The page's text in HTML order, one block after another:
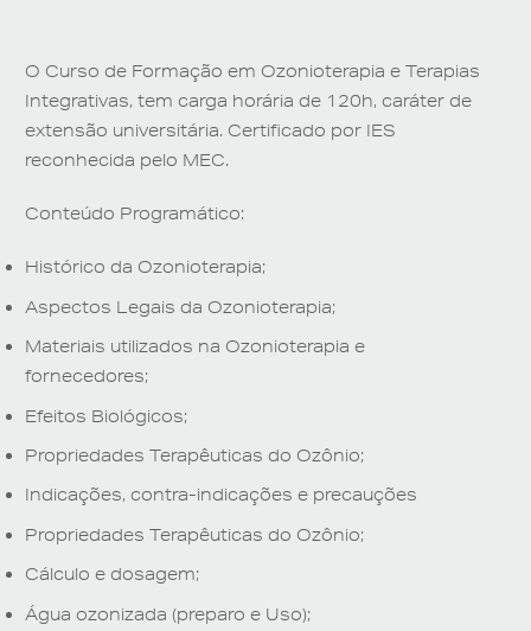
O Curso de Formação em Ozonioterapia e Terapias
Integrativas, tem carga horária de 120h, caráter de
extensão universitária. Certificado por IES
reconhecida pelo MEC.
Conteúdo Programático:
Histórico da Ozonioterapia;
Aspectos Legais da Ozonioterapia;
Materiais utilizados na Ozonioterapia e
fornecedores;
Efeitos Biológicos;
Propriedades Terapêuticas do Ozônio;
Indicações, contra-indicações e precauções
Propriedades Terapêuticas do Ozônio;
Cálculo e dosagem;
Água ozonizada (preparo e Uso);